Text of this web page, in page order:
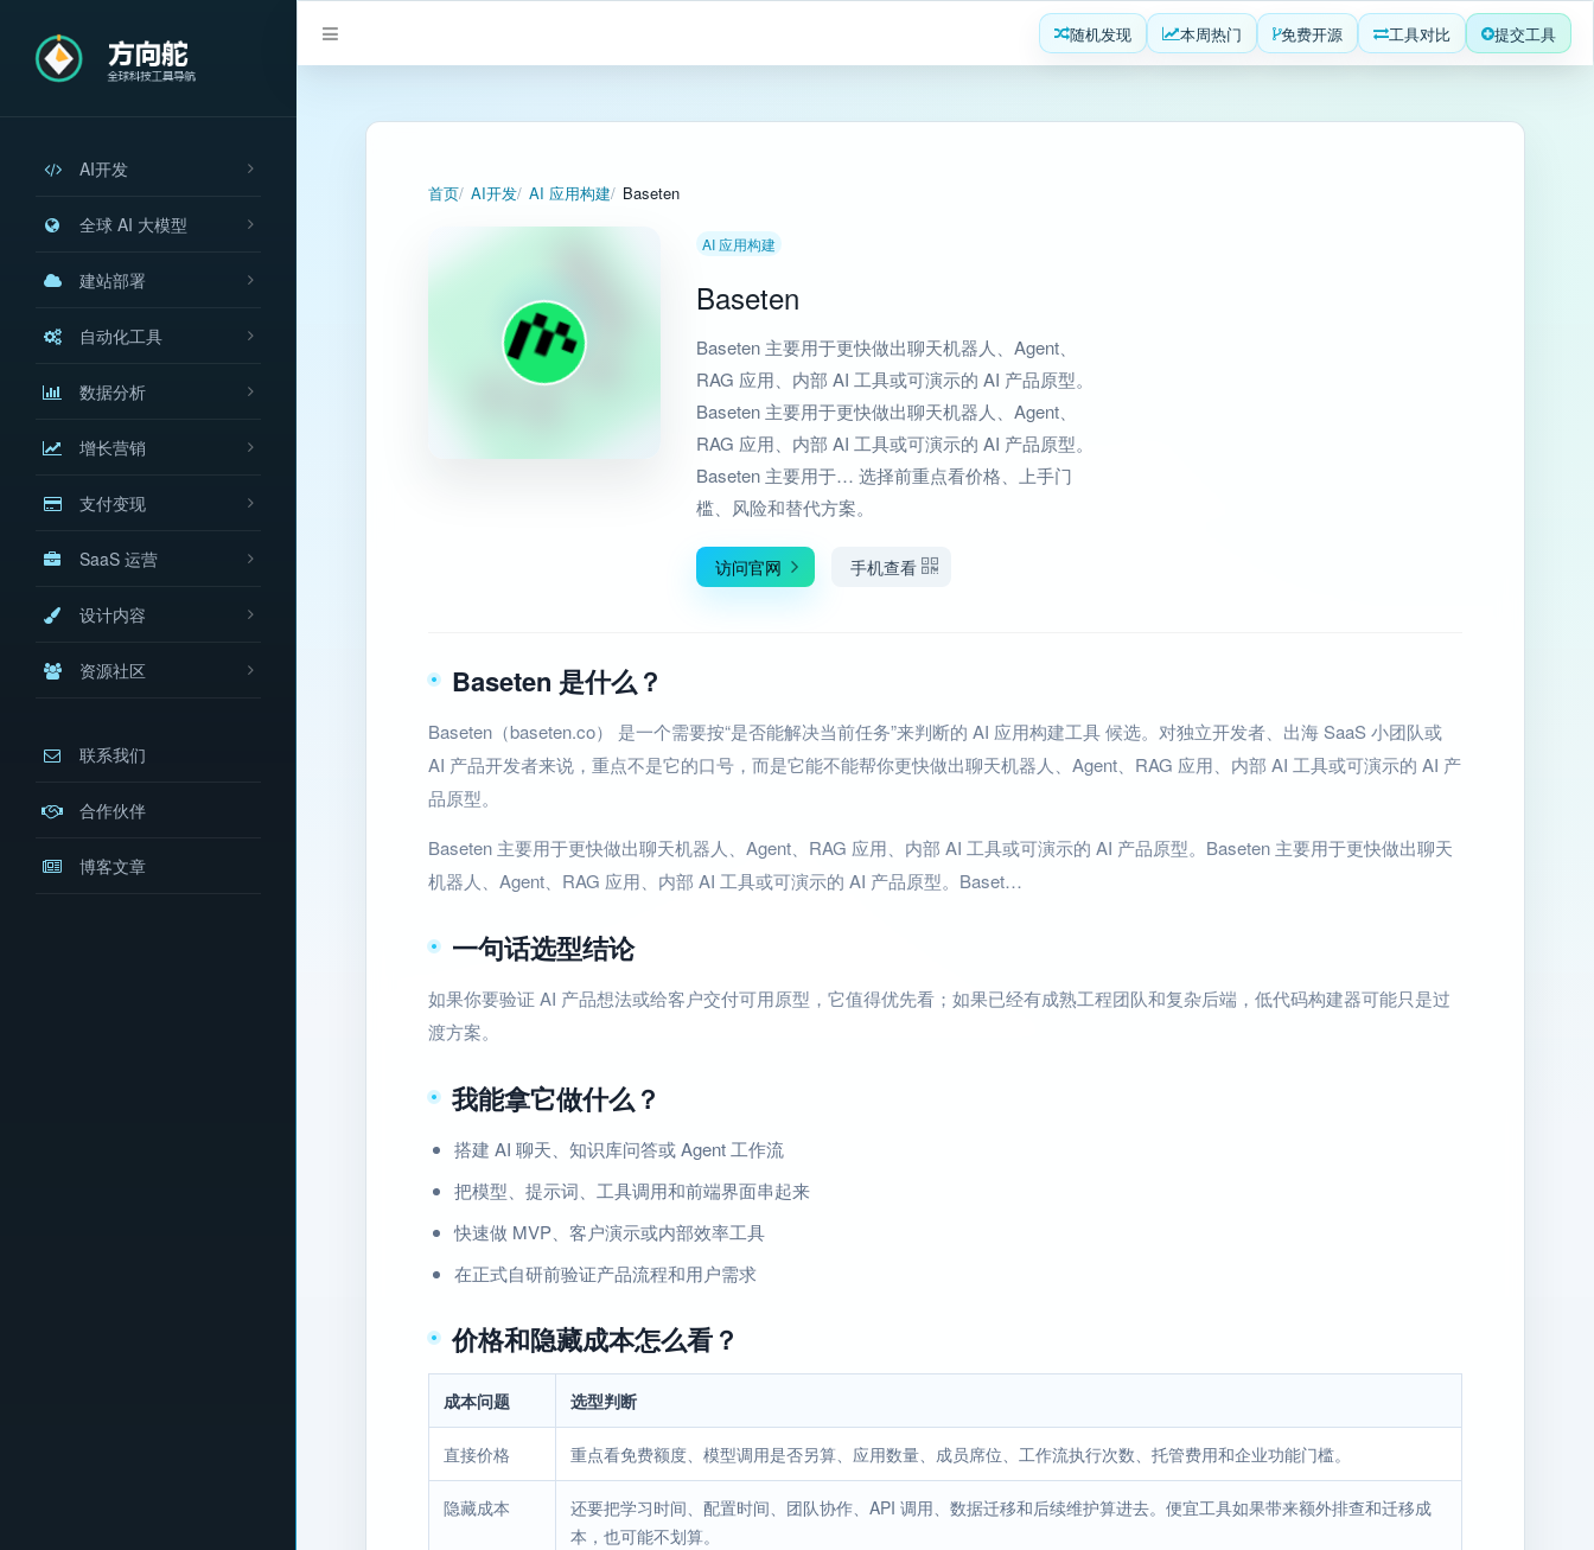
AI开发
全球 AI 大模型
建站部署
自动化工具
数据分析
增长营销
支付变现
SaaS 运营
设计内容
资源社区
联系我们
合作伙伴
博客文章
随机发现 本周热门 免费开源 工具对比 提交工具
首页 AI开发 AI 应用构建 Baseten
AI 应用构建
Baseten
Baseten 主要用于更快做出聊天机器人、Agent、
RAG 应用、内部 AI 工具或可演示的 AI 产品原型。
Baseten 主要用于更快做出聊天机器人、Agent、
RAG 应用、内部 AI 工具或可演示的 AI 产品原型。
Baseten 主要用于… 选择前重点看价格、上手门
槛、风险和替代方案。
访问官网 手机查看
Baseten 是什么？
Baseten（baseten.co） 是一个需要按“是否能解决当前任务”来判断的 AI 应用构建工具 候选。对独立开发者、出海 SaaS 小团队或
AI 产品开发者来说，重点不是它的口号，而是它能不能帮你更快做出聊天机器人、Agent、RAG 应用、内部 AI 工具或可演示的 AI 产
品原型。
Baseten 主要用于更快做出聊天机器人、Agent、RAG 应用、内部 AI 工具或可演示的 AI 产品原型。Baseten 主要用于更快做出聊天
机器人、Agent、RAG 应用、内部 AI 工具或可演示的 AI 产品原型。Baset…
一句话选型结论
如果你要验证 AI 产品想法或给客户交付可用原型，它值得优先看；如果已经有成熟工程团队和复杂后端，低代码构建器可能只是过
渡方案。
我能拿它做什么？
搭建 AI 聊天、知识库问答或 Agent 工作流
把模型、提示词、工具调用和前端界面串起来
快速做 MVP、客户演示或内部效率工具
在正式自研前验证产品流程和用户需求
价格和隐藏成本怎么看？
成本问题 选型判断
直接价格 重点看免费额度、模型调用是否另算、应用数量、成员席位、工作流执行次数、托管费用和企业功能门槛。
隐藏成本
还要把学习时间、配置时间、团队协作、API 调用、数据迁移和后续维护算进去。便宜工具如果带来额外排查和迁移成
本，也可能不划算。